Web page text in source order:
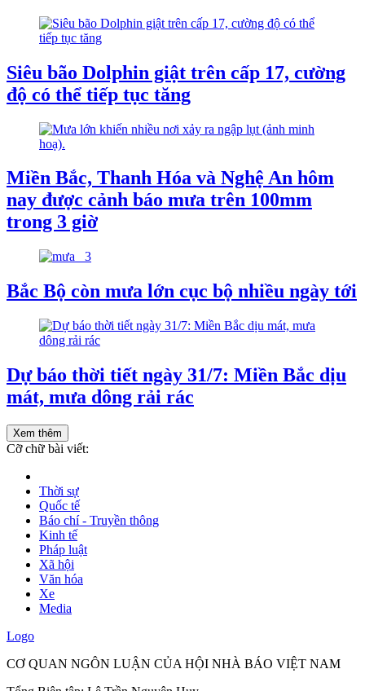
Siêu bão Dolphin giật trên cấp 17, cường
độ có thể tiếp tục tăng
Miền Bắc, Thanh Hóa và Nghệ An hôm
nay được cảnh báo mưa trên 100mm
trong 3 giờ
Bắc Bộ còn mưa lớn cục bộ nhiều ngày tới
Dự báo thời tiết ngày 31/7: Miền Bắc dịu
mát, mưa dông rải rác
Xem thêm
Cỡ chữ bài viết:
Thời sự
Quốc tế
Báo chí - Truyền thông
Kinh tế
Pháp luật
Xã hội
Văn hóa
Xe
Media
Logo
CƠ QUAN NGÔN LUẬN CỦA HỘI NHÀ BÁO VIỆT NAM